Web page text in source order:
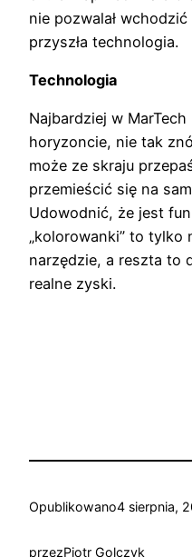
nie pozwalał
przyszła technologia.
Technologia
Najbardziej w
horyzoncie, nie tak
może ze skraju
przemieścić się na
Udowodnić, że jest
„kolorowanki” to tylko
narzędzie, a reszta to
realne zyski.
Opublikowano4 sierpnia,
przezPiotr Golczyk